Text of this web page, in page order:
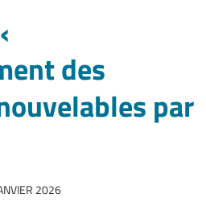
des
par
2026